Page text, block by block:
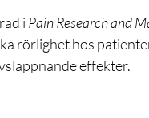
i Pain Research and
rörlighet hos
effekter.